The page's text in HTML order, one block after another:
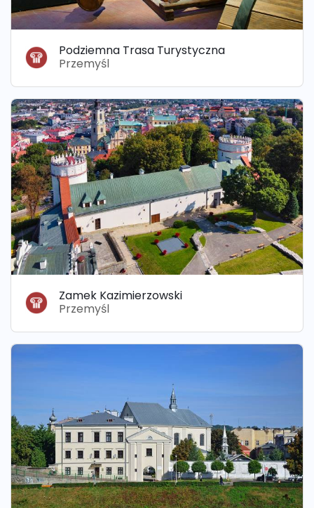
Podziemna Trasa Turystyczna
Przemyśl
Zamek Kazimierzowski
Przemyśl